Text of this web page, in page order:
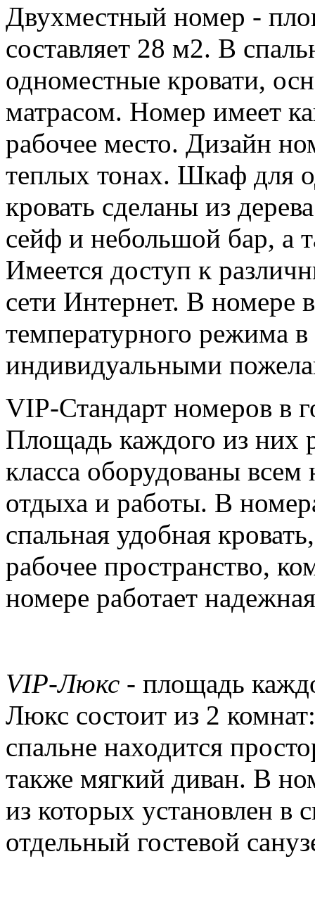
Двухместный номер -
составляет 28 м2. В
одноместные кровати,
матрасом. Номер имеет
рабочее место. Дизайн
теплых тонах. Шкаф для
кровать сделаны из
сейф и небольшой бар, а
Имеется доступ к
сети Интернет. В номере
температурного режима в
индивидуальными
VIP-Стандарт номеров в
Площадь каждого из них
класса оборудованы
отдыха и работы. В
спальная удобная
рабочее пространство,
номере работает
VIP-Люкс - площадь
Люкс состоит из 2
спальне находится
также мягкий диван. В
из которых установлен в
отдельный гостевой